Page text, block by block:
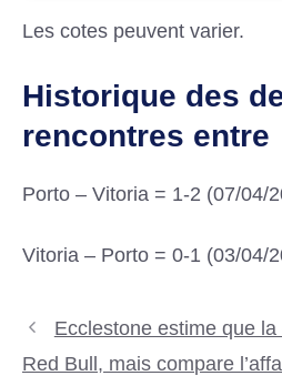
Les cotes peuvent varier.
Historique des
rencontres entre
Porto – Vitoria = 1-2 (07/04/
Vitoria – Porto = 0-1 (03/04/
Ecclestone estime que
Red Bull, mais compare